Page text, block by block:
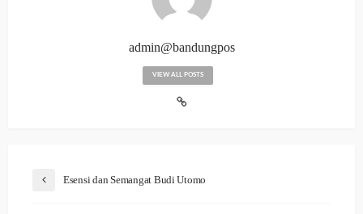
admin@bandungpos
VIEW ALL POSTS
Esensi dan Semangat Budi Utomo